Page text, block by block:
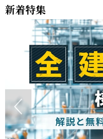
新着特集